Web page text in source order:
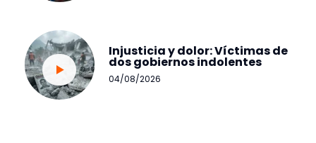
Injusticia y dolor: Víctimas de
dos gobiernos indolentes
04/08/2026